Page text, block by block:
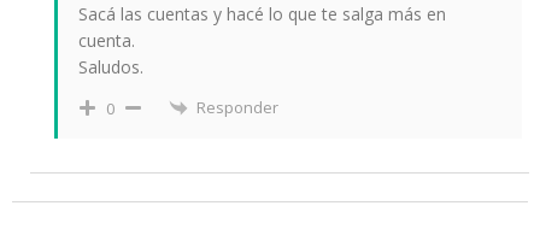
Sacá las cuentas y hacé lo que te salga más en
cuenta.
Saludos.
0 Responder